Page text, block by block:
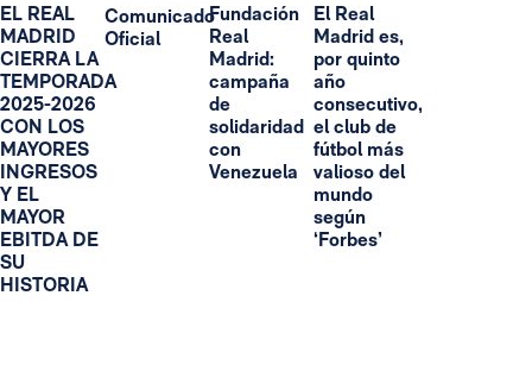
EL REAL
MADRID
CIERRA LA
TEMPORADA
2025-2026
CON LOS
MAYORES
INGRESOS
Y EL
MAYOR
EBITDA DE
SU
HISTORIA
Comunicado
Oficial
Fundación
Real
Madrid:
campaña
de
solidaridad
con
Venezuela
El Real
Madrid es,
por quinto
año
consecutivo,
el club de
fútbol más
valioso del
mundo
según
‘Forbes’